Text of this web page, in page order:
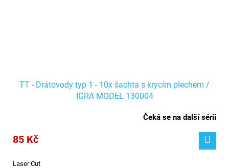
TT - Drátovody typ 1 - 10x šachta s krycím plechem /
IGRA MODEL 130004
Čeká se na další sérii
85 Kč
Laser Cut